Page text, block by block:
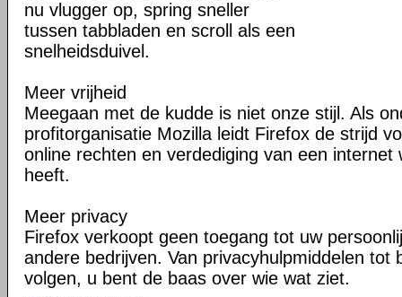
nu vlugger op, spring sneller
tussen tabbladen en scroll als een
snelheidsduivel.
Meer vrijheid
Meegaan met de kudde is niet onze stijl. Als
profitorganisatie Mozilla leidt Firefox de strijd
online rechten en verdediging van een internet
heeft.
Meer privacy
Firefox verkoopt geen toegang tot uw
andere bedrijven. Van privacyhulpmiddelen tot
volgen, u bent de baas over wie wat ziet.